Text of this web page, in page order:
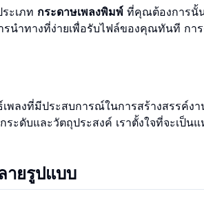
ะเภท กระดาษเพลงพิมพ์ ที่คุณต้องการนั้น
นำทางที่ง่ายเพื่อรับไฟล์ของคุณทันที กา
พลงที่มีประสบการณ์ในการสร้างสรรค์ง
ระดับและวัตถุประสงค์ เราตั้งใจที่จะเป็น
ายรูปแบบ